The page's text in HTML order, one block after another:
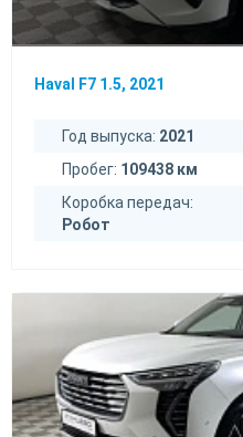
Haval F7 1.5, 2021
Год выпуска: 2021
Пробег: 109438 км
Коробка передач:
Робот